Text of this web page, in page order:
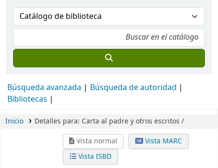
Búsqueda avanzada
Búsqueda de autoridad
Bibliotecas
Inicio Detalles para: Carta al padre y otros escritos /
Vista normal
Vista MARC
Vista ISBD